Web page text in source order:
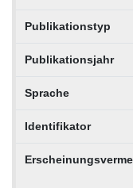
Publikationstyp
Publikationsjahr
Sprache
Identifikator